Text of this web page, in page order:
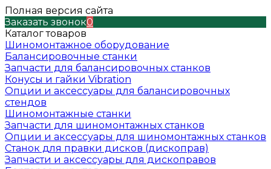
Полная версия сайта
Заказать звонок0
Каталог товаров
Шиномонтажное оборудование
Балансировочные станки
Запчасти для балансировочных станков
Конусы и гайки Vibration
Опции и аксессуары для балансировочных
стендов
Шиномонтажные станки
Запчасти для шиномонтажных станков
Опции и аксессуары для шиномонтажных станков
Станок для правки дисков (дископрав)
Запчасти и аксессуары для дископравов